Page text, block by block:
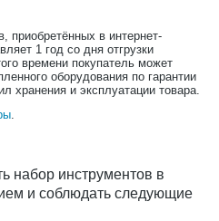
приобретённых в интернет-
1 год со дня отгрузки
времени покупатель может
оборудования по гарантии
хранения и эксплуатации товара.
набор инструментов в
и соблюдать следующие